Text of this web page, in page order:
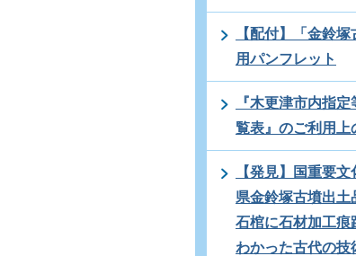
【配付】「金鈴
用パンフレット
『木更津市内指
覧表』のご利用上
【発見】国重要
県金鈴塚古墳出土
石棺に石材加工痕
わかった古代の技